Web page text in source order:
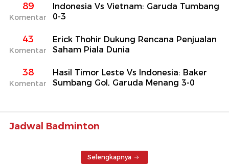
89
Komentar
Indonesia Vs Vietnam: Garuda Tumbang
0-3
43
Komentar
Erick Thohir Dukung Rencana Penjualan
Saham Piala Dunia
38
Komentar
Hasil Timor Leste Vs Indonesia: Baker
Sumbang Gol, Garuda Menang 3-0
Jadwal Badminton
Selengkapnya